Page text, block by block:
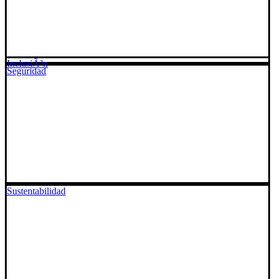
Seguridad
Sustentabilidad
InclusiÃ³n